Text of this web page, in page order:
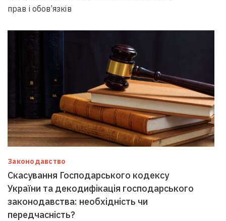
прав і обов’язків
Законодавство
Скасування Господарського кодексу
України та декодифікація господарського
законодавства: необхідність чи
передчасність?